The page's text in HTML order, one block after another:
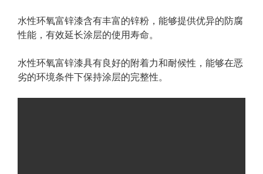
水性环氧富锌漆含有丰富的锌粉，能够提供优异的防腐
性能，有效延长涂层的使用寿命。
水性环氧富锌漆具有良好的附着力和耐候性，能够在恶
劣的环境条件下保持涂层的完整性。